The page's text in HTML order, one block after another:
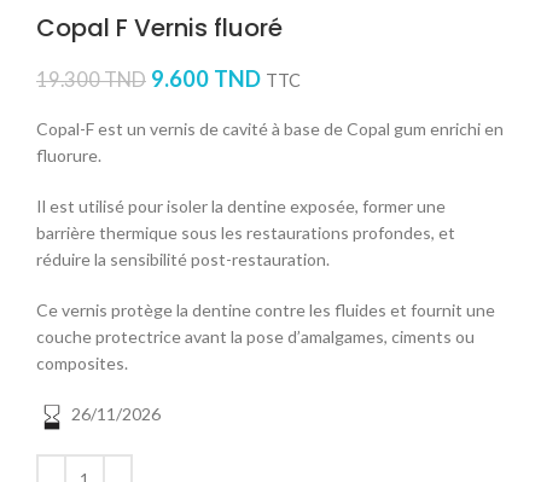
Copal F Vernis fluoré
19.300TND 9.600 TND TTC
Copal-F est un vernis de cavité à base de Copal gum enrichi en
fluorure.
Il est utilisé pour isoler la dentine exposée, former une
barrière thermique sous les restaurations profondes, et
réduire la sensibilité post-restauration.
Ce vernis protège la dentine contre les fluides et fournit une
couche protectrice avant la pose d’amalgames, ciments ou
composites.
26/11/2026